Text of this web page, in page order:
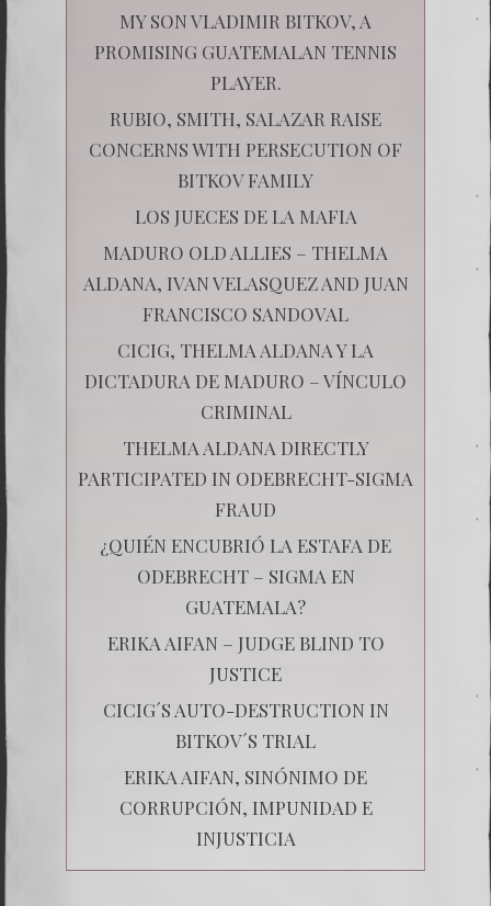
MY SON VLADIMIR BITKOV, A
PROMISING GUATEMALAN TENNIS
PLAYER.
RUBIO, SMITH, SALAZAR RAISE
CONCERNS WITH PERSECUTION OF
BITKOV FAMILY
LOS JUECES DE LA MAFIA
MADURO OLD ALLIES – THELMA
ALDANA, IVAN VELASQUEZ AND JUAN
FRANCISCO SANDOVAL
CICIG, THELMA ALDANA Y LA
DICTADURA DE MADURO – VÍNCULO
CRIMINAL
THELMA ALDANA DIRECTLY
PARTICIPATED IN ODEBRECHT-SIGMA
FRAUD
¿QUIÉN ENCUBRIÓ LA ESTAFA DE
ODEBRECHT – SIGMA EN
GUATEMALA?
ERIKA AIFAN – JUDGE BLIND TO
JUSTICE
CICIG´S AUTO-DESTRUCTION IN
BITKOV´S TRIAL
ERIKA AIFAN, SINÓNIMO DE
CORRUPCIÓN, IMPUNIDAD E
INJUSTICIA